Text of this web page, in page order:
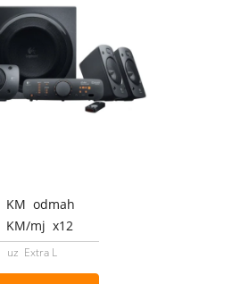
KM odmah
KM/mj x12
uz Extra L